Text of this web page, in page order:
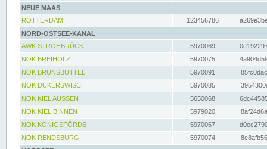
NEUE MAAS
ROTTERDAM
123456786
NORD-OSTSEE-KANAL
AWK STROHBRÜCK
5970069
NOK BREIHOLZ
5970075
NOK BRUNSBÜTTEL
5970091
NOK DÜKERSWISCH
5970085
NOK KIEL AUSSEN
5650068
NOK KIEL BINNEN
5979020
NOK KÖNIGSFÖRDE
5970067
NOK RENDSBURG
5970074